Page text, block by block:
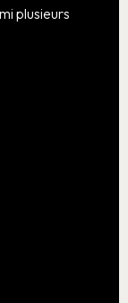
plusieurs